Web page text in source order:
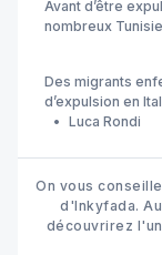
Avant d’être
nombreux
tranquilles”,
par
Des migrants
d’expulsion en
Luca Rondi
On vous
d'Inkyfada.
découvrirez